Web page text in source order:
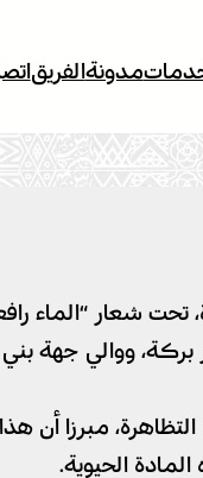
مدونةالفريق
شعار “الماء
ووالي جهة
مبرزا
الحيوية.